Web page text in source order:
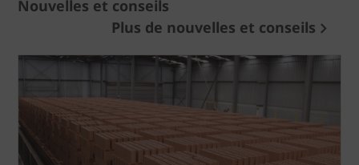
Nouvelles et conseils
Plus de nouvelles et conseils